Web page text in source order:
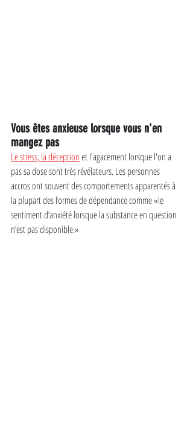
Vous êtes anxieuse lorsque vous n'en
mangez pas
Le stress, la déception et l'agacement lorsque l'on a
pas sa dose sont très révélateurs. Les personnes
accros ont souvent des comportements apparentés à
la plupart des formes de dépendance comme «le
sentiment d’anxiété lorsque la substance en question
n’est pas disponible.»